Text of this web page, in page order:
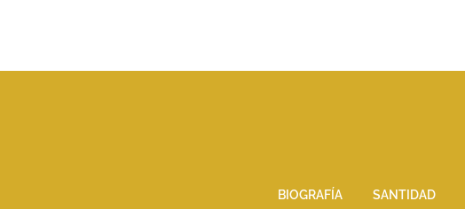
BIOGRAFÍA SANTIDAD